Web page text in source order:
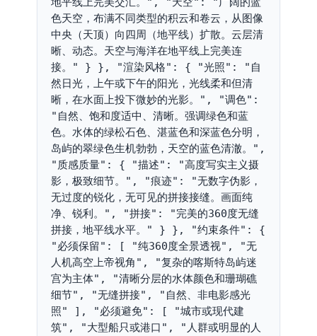
色天空，布满不同类型的积云和卷云，从图像
中央（天顶）向四周（地平线）扩散。云层清
晰、动态。天空与海洋在地平线上完美连
接。" } }, "渲染风格": { "光照": "自
然日光，上午或下午的阳光，光线柔和但清
晰，在水面上投下微妙的光影。", "调色":
"自然、饱和度适中、清晰。强调绿色和蓝
色。水体的绿松石色、湛蓝色和深蓝色分明，
岛屿的翠绿色生机勃勃，天空的蓝色清澈。",
"质感质量": { "描述": "高度写实主义摄
影，极致细节。", "痕迹": "无数字伪影，
无过度的锐化，无可见的拼接接缝。画面纯
净、锐利。", "拼接": "完美的360度无缝
拼接，地平线水平。" } }, "约束条件": {
"必须保留": [ "纯360度全景透视", "无
人机高空上帝视角", "复杂的喀斯特岛屿迷
宫为主体", "清晰分层的水体颜色和珊瑚礁
细节", "无缝拼接", "自然、非电影感光
照" ], "必须避免": [ "城市或现代建
筑", "大型船只或港口", "人群或明显的人